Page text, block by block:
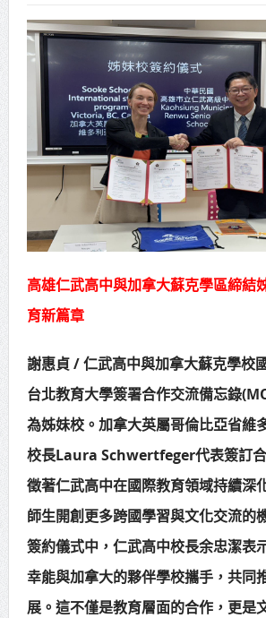
北形象館亮相
打鐵厝北側產業園區產
動土創造千個就業機會
高雄「三民運動中心」
邁、運動部長李洋各界貴
高雄東照山關帝廟全國
法比賽 圓滿落幕
賴清德總統主持將官晉
不對稱戰力
蔣萬安再拋出「倒閣說
邁組閣
賴總統肯定「金唐獎」
圍者 允諾完善支持體系
高雄仁武高中與加拿大蘇克學區締結
育新篇章
謝惠貞 / 仁武高中與加拿大蘇克學校
台北教育大學簽署合作交流備忘錄
為姊妹校。加拿大英屬哥倫比亞省維
校長Laura Schwertfeger代表簽訂
徵著仁武高中在國際教育領域持續深
師生開創更多跨國學習與文化交流的
簽約儀式中，仁武高中校長余忠潔表
幸能與加拿大的夥伴學校攜手，共同
展。這不僅是教育層面的合作，更是